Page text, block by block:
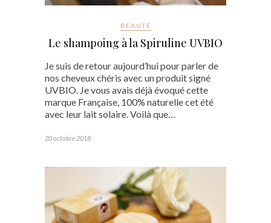
BEAUTÉ
Le shampoing à la Spiruline UVBIO
Je suis de retour aujourd’hui pour parler de
nos cheveux chéris avec un produit signé
UVBIO. Je vous avais déjà évoqué cette
marque Française, 100% naturelle cet été
avec leur lait solaire. Voilà que…
20 octobre 2018